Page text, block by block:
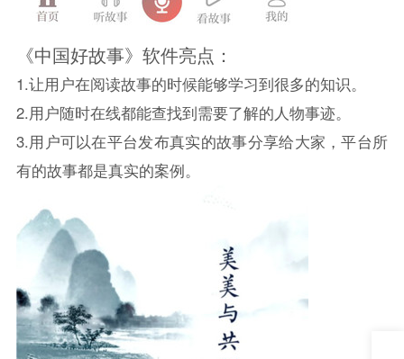
《中国好故事》软件亮点：
1.让用户在阅读故事的时候能够学习到很多的知识。
2.用户随时在线都能查找到需要了解的人物事迹。
3.用户可以在平台发布真实的故事分享给大家，平台所
有的故事都是真实的案例。